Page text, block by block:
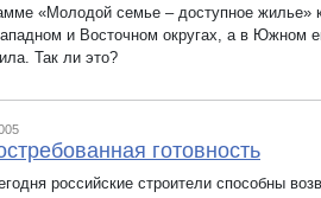
«Молодой семье – доступное жилье»
и Восточном округах, а в Южном
Так ли это?
готовность
российские строители способны